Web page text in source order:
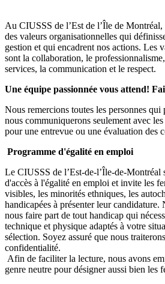
Au CIUSSS de l’Est de l’Île de Montréal,
des valeurs organisationnelles qui
gestion et qui encadrent nos actions. Les
sont la collaboration, le
services, la communication et le respect.
Une équipe passionnée vous attend!
Nous remercions toutes les personnes qui
nous communiquerons seulement avec
pour une entrevue ou une évaluation des
Programme d'égalité en emploi
Le CIUSSS de l’Est-de-l’Île-de-Montréal
d'accès à l'égalité en emploi et invite les
visibles, les minorités ethniques, les
handicapées à présenter leur candidature.
nous faire part de tout handicap qui
technique et physique adaptés à votre
sélection. Soyez assuré que nous
confidentialité.
Afin de faciliter la lecture, nous avons
genre neutre pour désigner aussi bien les